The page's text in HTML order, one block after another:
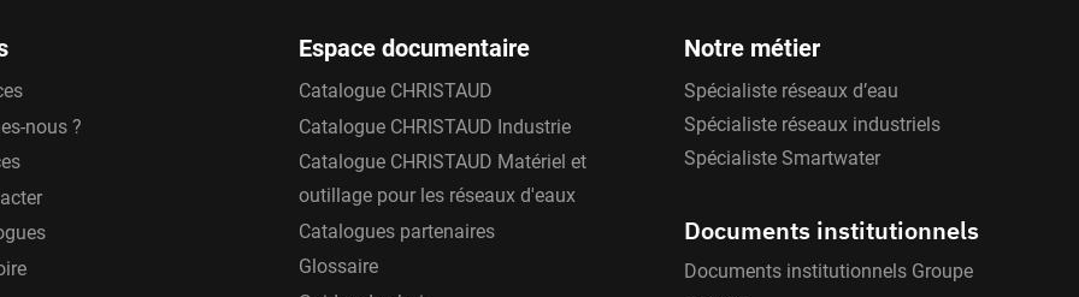
nous ?
Espace documentaire
Catalogue CHRISTAUD
Catalogue CHRISTAUD Industrie
Catalogue CHRISTAUD Matériel et
outillage pour les réseaux d'eaux
Catalogues partenaires
Glossaire
Notre métier
Spécialiste réseaux d’eau
Spécialiste réseaux industriels
Spécialiste Smartwater
Documents institutionnels
Documents institutionnels Groupe